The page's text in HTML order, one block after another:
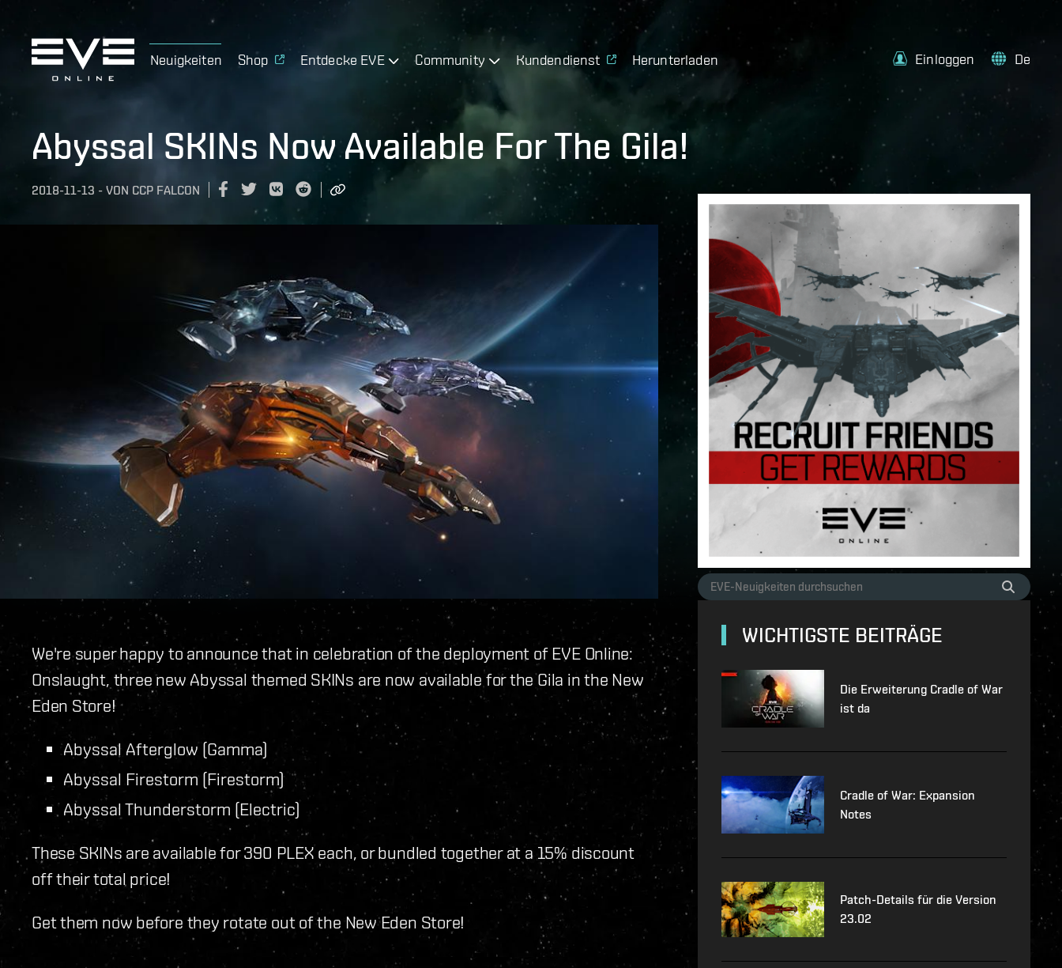
Neuigkeiten Shop Entdecke EVE Community Kundendienst Herunterladen Einloggen De
Abyssal SKINs Now Available For The Gila!
2018-11-13 - VON CCP FALCON
We're super happy to announce that in celebration of the deployment of EVE Online:
Onslaught, three new Abyssal themed SKINs are now available for the Gila in the New
Eden Store!
Abyssal Afterglow (Gamma)
Abyssal Firestorm (Firestorm)
Abyssal Thunderstorm (Electric)
These SKINs are available for 390 PLEX each, or bundled together at a 15% discount
off their total price!
Get them now before they rotate out of the New Eden Store!
WICHTIGSTE BEITRÄGE
Die Erweiterung Cradle of War
ist da
Cradle of War: Expansion
Notes
Patch-Details für die Version
23.02